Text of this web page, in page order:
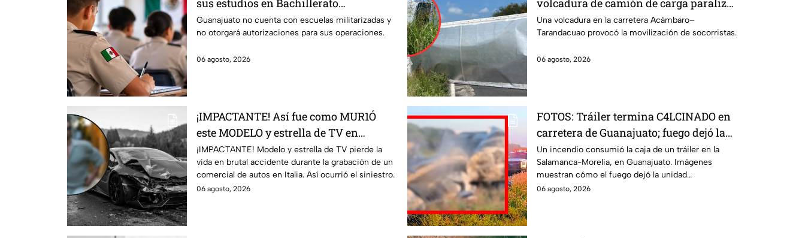
sus estudios en Bachillerato
Militarizado en Guanajuato
Guanajuato no cuenta con escuelas militarizadas y
no otorgará autorizaciones para sus operaciones.
06 agosto, 2026
volcadura de camión de carga paraliza
el tráfico en carretera de Guanajuato
Una volcadura en la carretera Acámbaro–
Tarandacuao provocó la movilización de socorristas.
06 agosto, 2026
¡IMPACTANTE! Así fue como MUR1Ó
este MODELO y estrella de TV en
BRUTAL ACCIDENTE en la grabación de
un comercial
¡IMPACTANTE! Modelo y estrella de TV pierde la
vida en brutal accidente durante la grabación de un
comercial de autos en Italia. Así ocurrió el siniestro.
06 agosto, 2026
FOTOS: Tráiler termina C4LCINADO en
carretera de Guanajuato; fuego dejó la
caja seca en pérdida total
Un incendio consumió la caja de un tráiler en la
Salamanca-Morelia, en Guanajuato. Imágenes
muestran cómo el fuego dejó la unidad
completamente calcinada.
06 agosto, 2026